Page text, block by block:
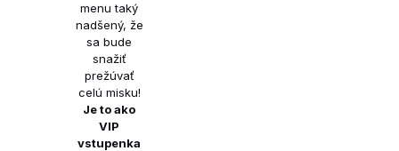
menu taký
nadšený, že
sa bude
snažiť
prežúvať
celú misku!
Je to ako
VIP
vstupenka